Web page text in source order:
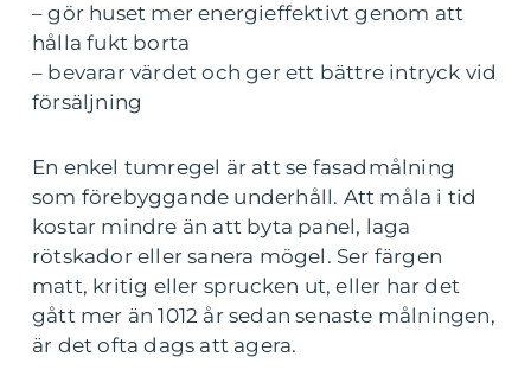
– gör huset mer energieffektivt genom att
hålla fukt borta
– bevarar värdet och ger ett bättre intryck vid
försäljning
En enkel tumregel är att se fasadmålning
som förebyggande underhåll. Att måla i tid
kostar mindre än att byta panel, laga
rötskador eller sanera mögel. Ser färgen
matt, kritig eller sprucken ut, eller har det
gått mer än 1012 år sedan senaste målningen,
är det ofta dags att agera.